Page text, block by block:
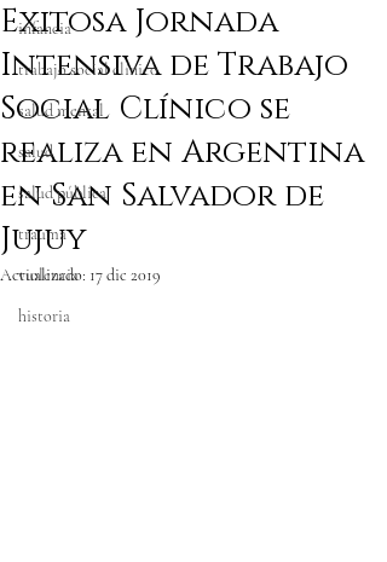
infancia
trabajo social clínico
salud mental
salud
salud pública
trauma
violencia
historia
Exitosa Jornada
Intensiva de Trabajo
Social Clínico se
realiza en Argentina
en San Salvador de
Jujuy
Actualizado: 17 dic 2019